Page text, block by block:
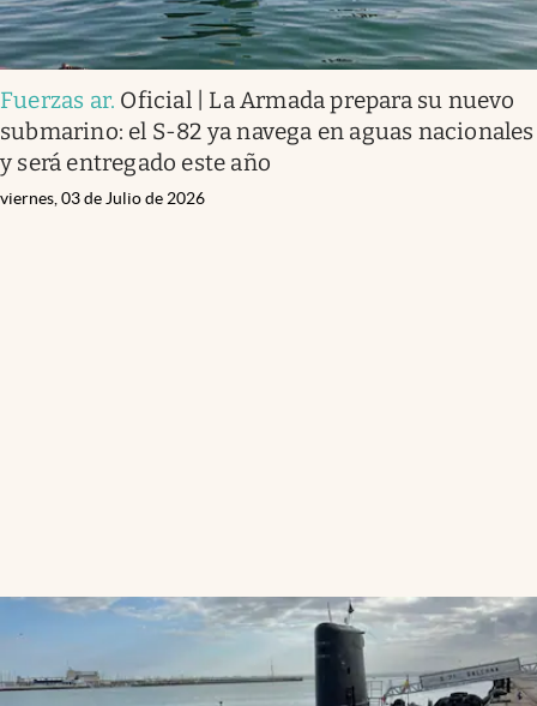
Fuerzas ar. Oficial | La Armada prepara su nuevo
submarino: el S-82 ya navega en aguas nacionales
y será entregado este año
viernes, 03 de Julio de 2026